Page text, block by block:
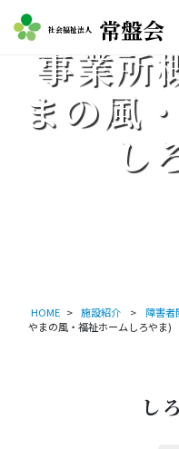
社会福祉法人 常盤会
事業所
まの風
し
HOME > 施設紹介 > 障害者
やまの風・福祉ホームしろやま)
し